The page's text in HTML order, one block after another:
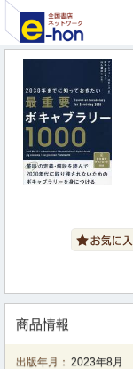
商品情報
出版年月： 2023年8月